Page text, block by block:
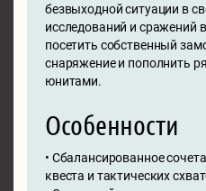
безвыходной ситуации в
исследований и сражений
посетить собственный
снаряжение и пополнить
юнитами.
Особенности
• Сбалансированное
квеста и тактических